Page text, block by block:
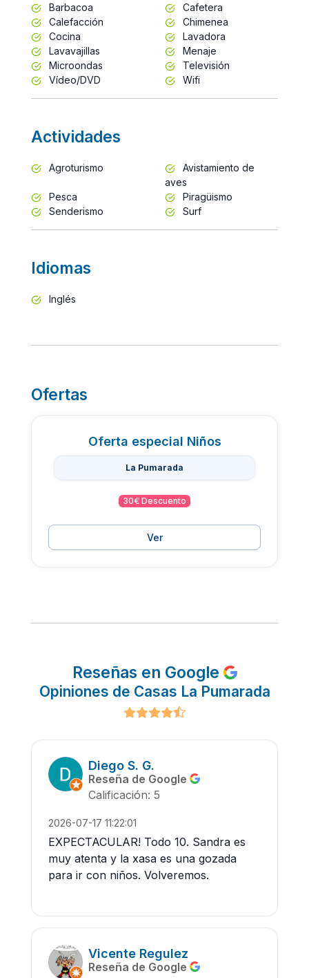
Barbacoa
Cafetera
Calefacción
Chimenea
Cocina
Lavadora
Lavavajillas
Menaje
Microondas
Televisión
Vídeo/DVD
Wifi
Actividades
Agroturismo
Avistamiento de
aves
Pesca
Piragüismo
Senderismo
Surf
Idiomas
Inglés
Ofertas
Oferta especial Niños
La Pumarada
30€ Descuento
Ver
Reseñas en Google
Opiniones de Casas La Pumarada
Diego S. G.
Reseña de Google
Calificación: 5
2026-07-17 11:22:01
EXPECTACULAR! Todo 10. Sandra es
muy atenta y la xasa es una gozada
para ir con niños. Volveremos.
Vicente Regulez
Reseña de Google